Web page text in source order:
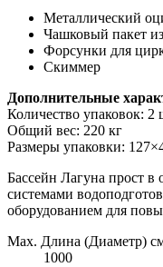
Металлический
Чашковый пакет
Форсунки для
Скиммер
Дополнительные
Количество упаковок: 2
Общий вес: 220 кг
Размеры упаковки:
Бассейн Лагуна прост
системами
оборудованием для
Max. Длина (Диаметр)
1000